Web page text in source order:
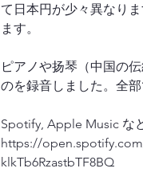
て日本円が少々異なり
ます。
ピアノや扬琴（中国の
のを録音しました。全部
Spotify, Apple Music な
https://
klkTb6RzastbTF8BQ